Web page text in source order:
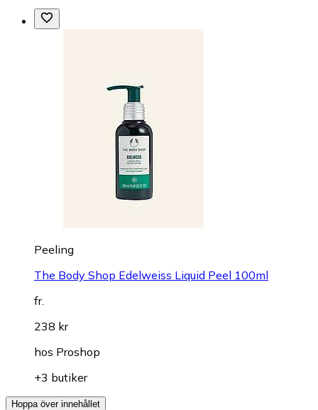
Peeling
The Body Shop Edelweiss Liquid Peel 100ml
fr.
238 kr
hos Proshop
+3 butiker
Hoppa över innehållet